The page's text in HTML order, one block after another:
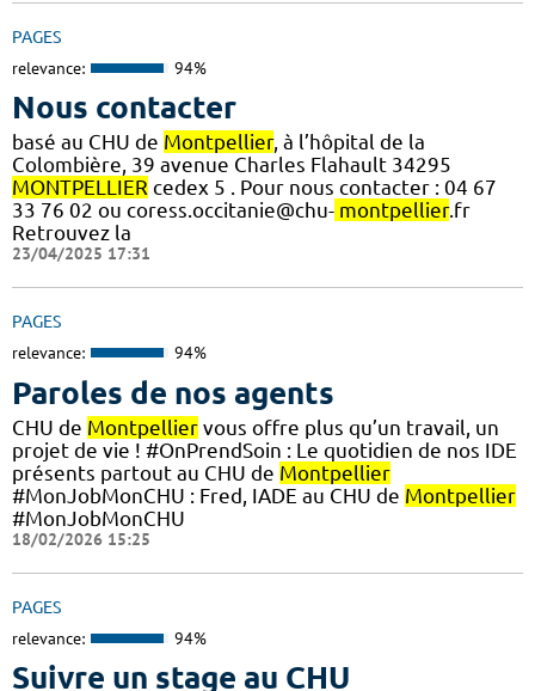
PAGES
relevance: 94%
Nous contacter
basé au CHU de Montpellier, à l’hôpital de la
Colombière, 39 avenue Charles Flahault 34295
MONTPELLIER cedex 5 . Pour nous contacter : 04 67
33 76 02 ou coress.occitanie@chu- montpellier.fr
Retrouvez la
23/04/2025 17:31
PAGES
relevance: 94%
Paroles de nos agents
CHU de Montpellier vous offre plus qu’un travail, un
projet de vie ! #OnPrendSoin : Le quotidien de nos IDE
présents partout au CHU de Montpellier
#MonJobMonCHU : Fred, IADE au CHU de Montpellier
#MonJobMonCHU
18/02/2026 15:25
PAGES
relevance: 94%
Suivre un stage au CHU